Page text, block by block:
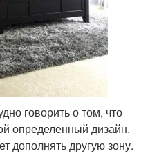
говорить о том, что
определенный дизайн.
дополнять другую зону.